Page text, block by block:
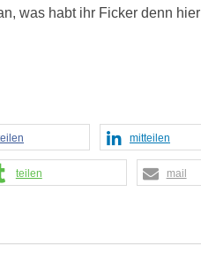
was habt ihr Ficker denn
mitteilen
teilen mail